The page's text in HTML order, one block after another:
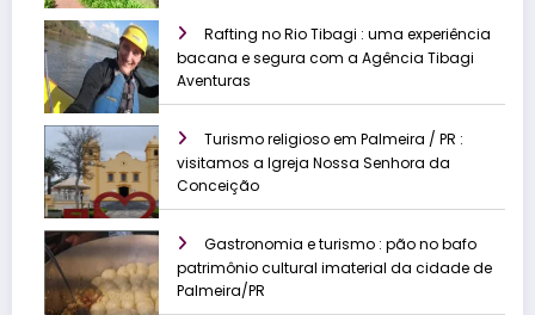
Rafting no Rio Tibagi : uma experiência
bacana e segura com a Agência Tibagi
Aventuras
Turismo religioso em Palmeira / PR :
visitamos a Igreja Nossa Senhora da
Conceição
Gastronomia e turismo : pão no bafo
patrimônio cultural imaterial da cidade de
Palmeira/PR